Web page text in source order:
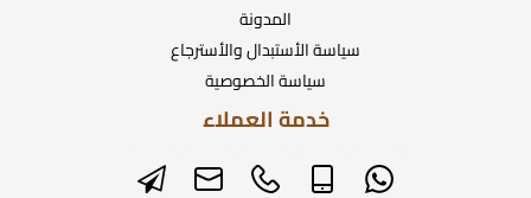
المدونة
سياسة الأستبدال والأسترجاع
سياسة الخصوصية
خدمة العملاء